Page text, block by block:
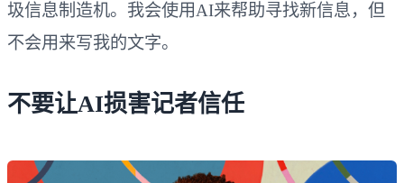
圾信息制造机。我会使用AI来帮助寻找新信息，但
不会用来写我的文字。
不要让AI损害记者信任